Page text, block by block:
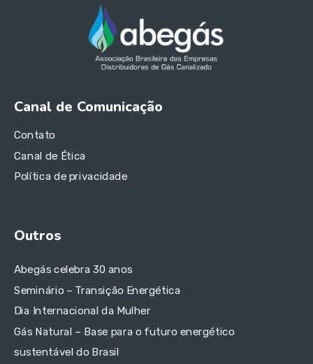
Canal de Comunicação
Contato
Canal de Ética
Política de privacidade
Outros
Abegás celebra 30 anos
Seminário – Transição Energética
Dia Internacional da Mulher
Gás Natural – Base para o futuro energético
sustentável do Brasil